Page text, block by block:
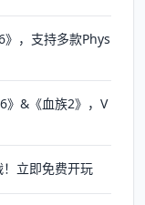
，支持多款Phys
》&《血族2》，V
立即免费开玩